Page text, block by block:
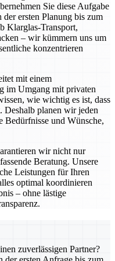
Sie diese Aufgabe
ersten Planung bis zum
Klarglas-Transport,
– wir kümmern uns um
konzentrieren
mit einem
im Umgang mit privaten
wie wichtig es ist, dass
Deshalb planen wir jeden
und Wünsche,
wir nicht nur
Beratung. Unsere
Leistungen für Ihren
optimal koordinieren
– ohne lästige
zuverlässigen Partner?